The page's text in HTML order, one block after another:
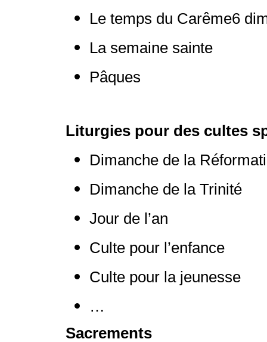
Le temps du Carême6
La semaine sainte
Pâques
Liturgies pour des cultes
Dimanche de la
Dimanche de la Trinité
Jour de l’an
Culte pour l’enfance
Culte pour la jeunesse
…
Sacrements